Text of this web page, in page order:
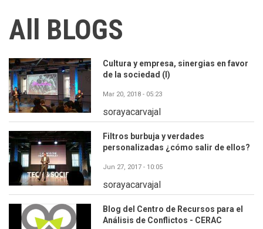
All BLOGS
Cultura y empresa, sinergias en favor
de la sociedad (I)
Mar 20, 2018 - 05:23
sorayacarvajal
Filtros burbuja y verdades
personalizadas ¿cómo salir de ellos?
Jun 27, 2017 - 10:05
sorayacarvajal
Blog del Centro de Recursos para el
Análisis de Conflictos - CERAC